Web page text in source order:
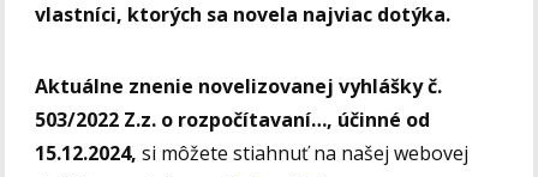
vlastníci, ktorých sa novela najviac dotýka.
Aktuálne znenie novelizovanej vyhlášky č.
503/2022 Z.z. o rozpočítavaní…, účinné od
15.12.2024,si môžete stiahnuť na našej webovej